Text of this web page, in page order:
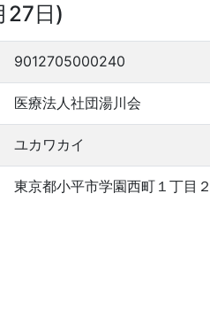
27日)
9012705000240
医療法人社団湯川会
ユカワカイ
東京都小平市学園西町１丁目